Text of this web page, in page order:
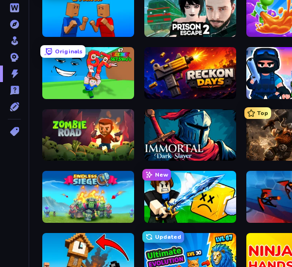
Puppet Fighter 2 Player Prison Escape 2 Dye Hard
Originals
Escape Tsunami for Brainrots! Reckon Days
Zombie Road Immortal: Dark Slayer
Top
Runic
Endless Siege
New
Stickman
Updated